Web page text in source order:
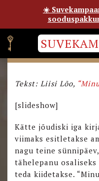
“MINU TŠIILI”
Tekst: Liisi Lõo,
[slideshow]
Kätte jõudiski iga
viimaks esitletakse
nagu teine
tähelepanu
teda kiidetakse.
☀️